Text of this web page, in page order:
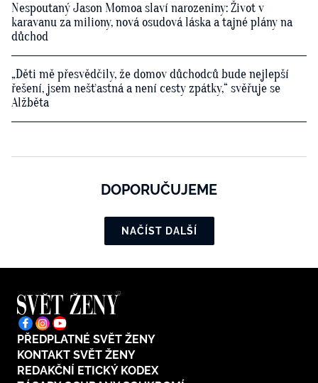
Nespoutaný Jason Momoa slaví narozeniny: Život v
karavanu za miliony, nová osudová láska a tajné plány na
důchod
„Děti mě přesvědčily, že domov důchodců bude nejlepší
řešení, jsem nešťastná a není cesty zpátky,“ svěřuje se
Alžběta
DOPORUČUJEME
NAČÍST DALŠÍ
PŘEDPLATNÉ SVĚT ŽENY
KONTAKT SVĚT ŽENY
REDAKČNÍ ETICKÝ KODEX